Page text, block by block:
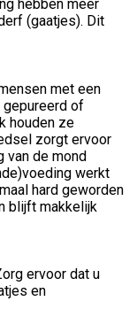
hebben meer
(gaatjes). Dit
met een
gepureerd of
houden ze
zorgt ervoor
van de mond
werkt
hard geworden
blijft makkelijk
ervoor dat u
en